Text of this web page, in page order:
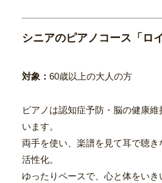
シニアのピアノコース「ロ
対象： 60歳以上の大人の方
ピアノは認知症予防・脳の健康
います。
両手を使い、楽譜を見て耳で聴
活性化。
ゆったりペースで、心と体をい